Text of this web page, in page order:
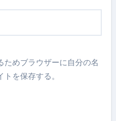
ためブラウザーに自分の名
を保存する。